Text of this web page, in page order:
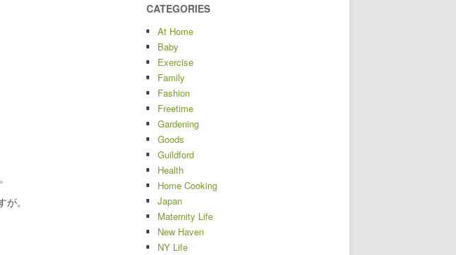
。
CATEGORIES
At Home
Baby
Exercise
Family
Fashion
Freetime
Gardening
Goods
Guildford
Health
Home Cooking
Japan
Maternity Life
New Haven
NY Life